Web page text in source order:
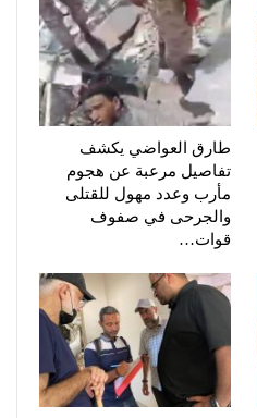
طارق العواضي يكشف
تفاصيل مرعبة عن هجوم
مأرب وعدد مهول للقتلى
والجرحى في صفوف
قوات…